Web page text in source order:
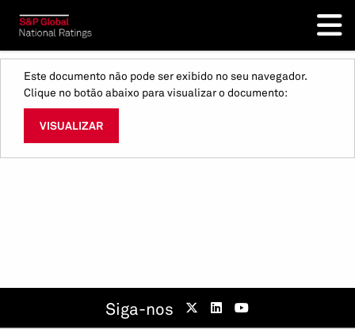
Este documento não pode ser exibido no seu navegador.
Clique no botão abaixo para visualizar o documento:
VISUALIZAR
Siga-nos